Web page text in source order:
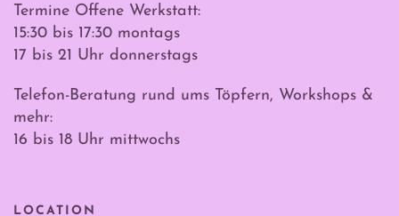
Termine Offene Werkstatt:
15:30 bis 17:30 montags
17 bis 21 Uhr donnerstags
Telefon-Beratung rund ums Töpfern, Workshops &
mehr:
16 bis 18 Uhr mittwochs
LOCATION